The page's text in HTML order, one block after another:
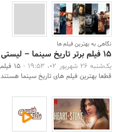
نگاهی به بهترین فیلم ها
15 فیلم برتر تاریخ سینما – لیستی که نباید از دست داد
یک‌شنبه 26 شهریور 02، 19:53 -
15
قطعا بهترین فیلم های تاریخ سینما